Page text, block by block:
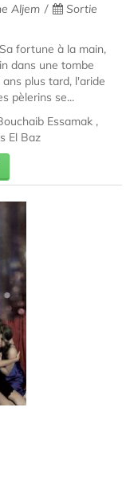
Aljem
Sortie
fortune à la main,
dans une tombe
plus tard, l'aride
pèlerins se...
Essamak ,
El Baz